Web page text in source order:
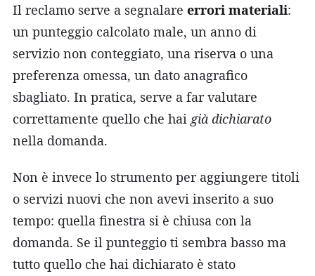
Il reclamo serve a segnalare errori materiali:
un punteggio calcolato male, un anno di
servizio non conteggiato, una riserva o una
preferenza omessa, un dato anagrafico
sbagliato. In pratica, serve a far valutare
correttamente quello che hai già dichiarato
nella domanda.
Non è invece lo strumento per aggiungere titoli
o servizi nuovi che non avevi inserito a suo
tempo: quella finestra si è chiusa con la
domanda. Se il punteggio ti sembra basso ma
tutto quello che hai dichiarato è stato